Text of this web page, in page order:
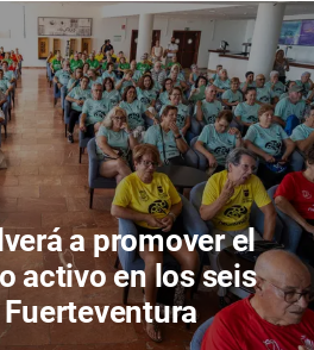
a promover el
activo en los seis